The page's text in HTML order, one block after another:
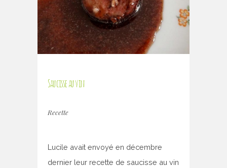
Saucisse au vin
Recette
Lucile avait envoyé en décembre
dernier leur recette de saucisse au vin